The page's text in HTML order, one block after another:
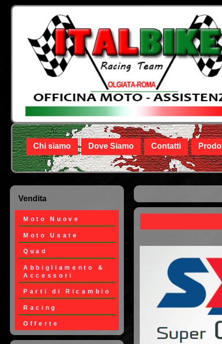
Chi siamo Dove Siamo Contatti
Vendita
Moto Nuove
Moto Usate
Quad
Abbigliamento &
Accessori
Parti di Ricambio
Racing
Offerte
Tu sei qui